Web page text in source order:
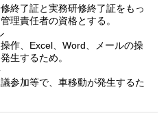
終了証と実務研修終了証をもっ
理責任者の資格とする。
作、Excel、Word、メールの操
生するため。
参加等で、車移動が発生するた